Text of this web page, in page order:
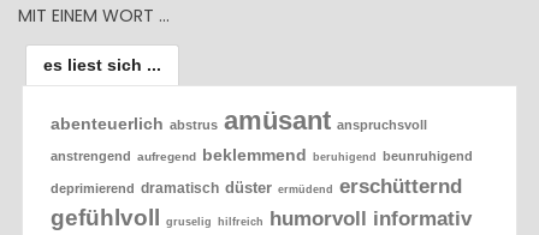
MIT EINEM WORT …
es liest sich ...
abenteuerlich abstrus amüsant anspruchsvoll
anstrengend aufregend beklemmend beruhigend beunruhigend
deprimierend dramatisch düster ermüdend erschütternd
gefühlvoll gruselig hilfreich humorvoll informativ